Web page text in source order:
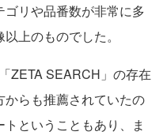
リや品番数が非常に多
上のものでした。
ZETA SEARCH」の存在
らも推薦されていたの
ということもあり、ま